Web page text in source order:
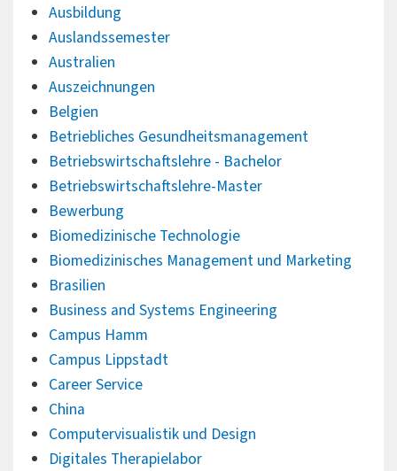
Ausbildung
Auslandssemester
Australien
Auszeichnungen
Belgien
Betriebliches Gesundheitsmanagement
Betriebswirtschaftslehre - Bachelor
Betriebswirtschaftslehre-Master
Bewerbung
Biomedizinische Technologie
Biomedizinisches Management und Marketing
Brasilien
Business and Systems Engineering
Campus Hamm
Campus Lippstadt
Career Service
China
Computervisualistik und Design
Digitales Therapielabor